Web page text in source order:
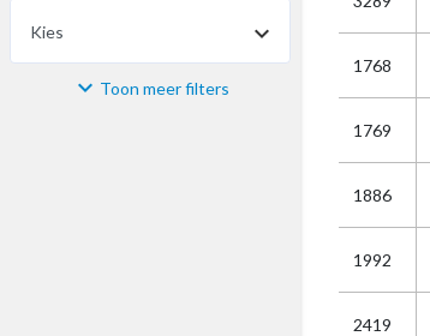
Kies
Materiaal Toon meer filters
1768
1769
1886
1992
2419